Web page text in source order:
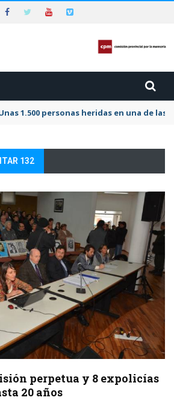
1.500 personas heridas en una de
132
perpetua y 8 expolicías
20 años